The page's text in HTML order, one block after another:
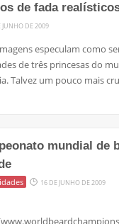
de fada
JUNHO DE 2009
especulam como
de três princesas do
Talvez um pouco mais
mundial de
16 DE JUNHO DE 2009